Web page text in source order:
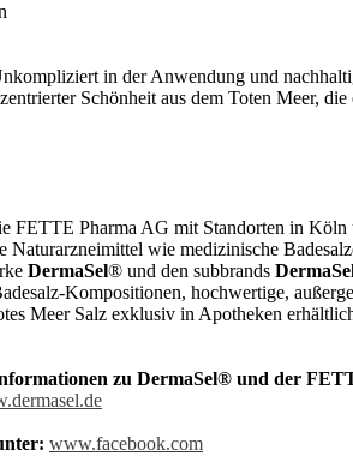
in der Anwendung und
Schönheit aus dem Toten Meer, die
FETTE Pharma AG mit Standorten in Köln
wie medizinische
DermaSel® und den subbrands
Kompositionen, hochwertige,
Meer Salz exklusiv in Apotheken
zu DermaSel® und der
www.facebook.com